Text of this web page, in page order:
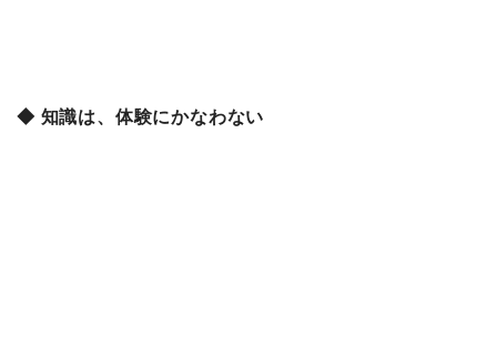
◆ 知識は、体験にかなわない